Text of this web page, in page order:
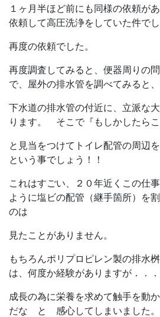
１ヶ月半ほど前にも同様の依頼が
依頼して高圧洗浄をしていた件でし
再度の依頼でした。
再度調査してみると、便器周りの
で、屋外の排水管を調べてみると、
下水道の排水管の付近に、 立派な
ります。 そこで『もしかしたらこ
と見当をつけてトイレ配管の周辺
という事でしょう！！
これはすごい、２０年近くこの仕
ように塩ビの配管（継手箇所）を
のは
見たことがありません。
もちろんポリプロピレン製の排水
は、何度か経験がありますが．．．
成長の為に栄養を求めて触手を動
だな と 感心してしまいました。